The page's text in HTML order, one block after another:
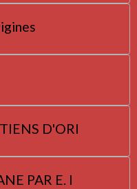
D'ORI
PAR E. I